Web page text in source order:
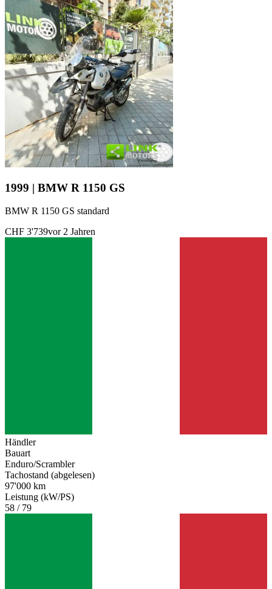
1999 | BMW R 1150 GS
BMW R 1150 GS standard
CHF 3'739vor 2 Jahren
Händler
Bauart
Enduro/Scrambler
Tachostand (abgelesen)
97'000 km
Leistung (kW/PS)
58 / 79